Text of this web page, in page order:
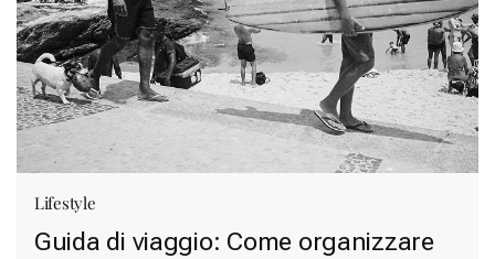
Lifestyle
Guida di viaggio: Come organizzare